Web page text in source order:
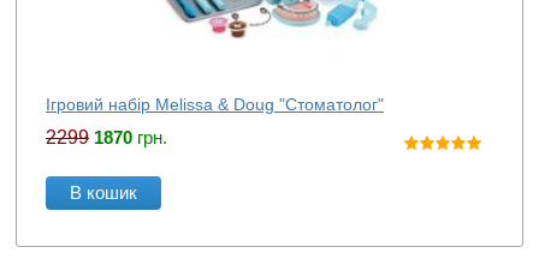
Ігровий набір Melissa & Doug "Стоматолог"
2299 1870 грн.
В кошик